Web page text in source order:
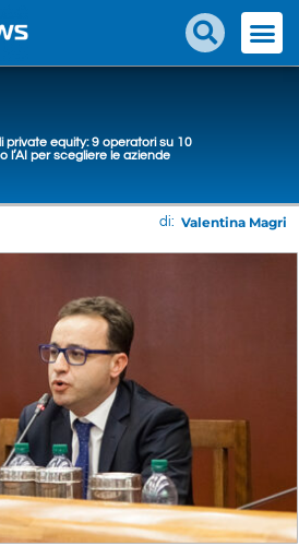
private equity: 9 operatori su 10
l’AI per scegliere le aziende
di: Valentina Magri